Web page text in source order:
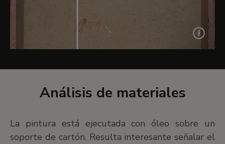
Análisis de materiales
La pintura está ejecutada con óleo sobre un
soporte de cartón. Resulta interesante señalar el